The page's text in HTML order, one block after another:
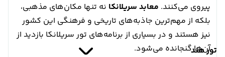
تور هند
پیروی می‌کنند. معابد سریلانکا نه تنها مکان‌های مذهبی،
بلکه از مهم‌ترین جاذبه‌های تاریخی و فرهنگی این کشور
نیز هستند و در بسیاری از برنامه‌های تور سریلانکا بازدید از
آن‌ها گنجانده می‌شود.